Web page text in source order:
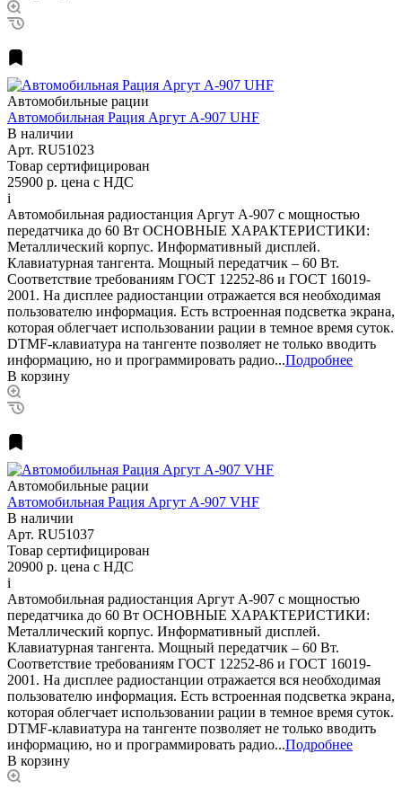
Автомобильные рации
Автомобильная Рация Аргут А-907 UHF
В наличии
Арт. RU51023
Товар сертифицирован
25900 р. цена с НДС
i
Автомобильная радиостанция Аргут А-907 с мощностью
передатчика до 60 Вт ОСНОВНЫЕ ХАРАКТЕРИСТИКИ:
Металлический корпус. Информативный дисплей.
Клавиатурная тангента. Мощный передатчик – 60 Вт.
Соответствие требованиям ГОСТ 12252-86 и ГОСТ 16019-
2001. На дисплее радиостанции отражается вся необходимая
пользователю информация. Есть встроенная подсветка экрана,
которая облегчает использовании рации в темное время суток.
DTMF-клавиатура на тангенте позволяет не только вводить
информацию, но и программировать радио...Подробнее
В корзину
Автомобильные рации
Автомобильная Рация Аргут А-907 VHF
В наличии
Арт. RU51037
Товар сертифицирован
20900 р. цена с НДС
i
Автомобильная радиостанция Аргут А-907 с мощностью
передатчика до 60 Вт ОСНОВНЫЕ ХАРАКТЕРИСТИКИ:
Металлический корпус. Информативный дисплей.
Клавиатурная тангента. Мощный передатчик – 60 Вт.
Соответствие требованиям ГОСТ 12252-86 и ГОСТ 16019-
2001. На дисплее радиостанции отражается вся необходимая
пользователю информация. Есть встроенная подсветка экрана,
которая облегчает использовании рации в темное время суток.
DTMF-клавиатура на тангенте позволяет не только вводить
информацию, но и программировать радио...Подробнее
В корзину